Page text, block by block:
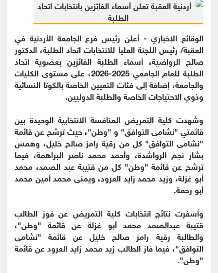
الوقائع الإخباري - أعلن رئيس فرع الجامعة الأردنية في
العقبة/ رئيس اللجنة العليا للانتخابات اتحاد الطلبة، الدكتور
صالح الرواضية، أسماء الطلبة الفائزين بعضوية اتحاد
الطلبة للعام الجامعي 2025-2026، على مستوى الكليات
والجامعة، إضافة إلى فئات التعيين الخاصة بالكوتا النسائية
وذوي الاحتياجات الخاصة والطلبة الدوليين.
وشهدت كلية التمريض المنافسة الانتخابية الوحيدة بين
قائمتي "نشامى التوافق" و "وطن"، حيث ترشح عن قائمة
"نشامى التوافق" كل من رقية رامز صالح خليل، وهمس
بشار نجم الرواشدة، وأحمد محمد ناصر البراهمة، فيما
ترشح عن قائمة "وطن" كل من قتيبة عبد الصمد، محمد
أبو غزلة، وزيد محمد زايد العرود، ويمنى محمد أمين محمد
أبو رحمة.
وأسفرت نتائج انتخابات كلية التمريض عن فوز الطالب
قتيبة عبدالصمد محمد أبو غزلة عن قائمة "وطن"،
والطالبة رقية رامز صالح خليل عن قائمة "نشامى
التوافق"، فيما فاز الطالب زيد محمد زايد العرود عن قائمة
"وطن".